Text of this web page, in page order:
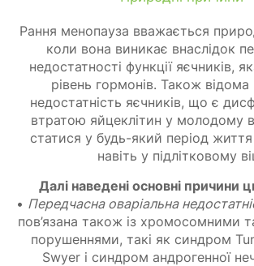
Рання менопауза вважається
коли вона виникає внаслідок
недостатності функції яєчників,
рівень гормонів. Також
недостатність яєчників, що є
втратою яйцеклітин у молодому
статися у будь-який період
навіть у підлітковому
Далі наведені основні причини
• Передчасна оваріальна
пов’язана також із хромосомними
порушеннями, такі як синдром
Swyer і синдром андрогенної